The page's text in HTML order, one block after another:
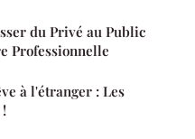
du Privé au Public
Professionnelle
à l'étranger : Les